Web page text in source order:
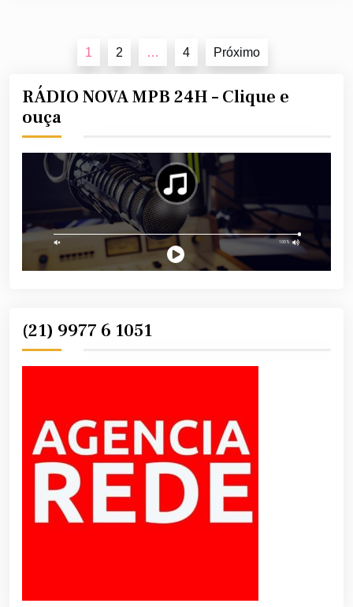
Navegação
posts
1 2 … 4 Próximo
RÁDIO NOVA MPB 24H – Clique e
ouça
(21) 9977 6 1051